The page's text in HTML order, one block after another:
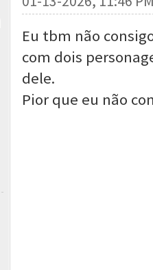
Eu tbm não
com dois
dele.
Pior que eu não